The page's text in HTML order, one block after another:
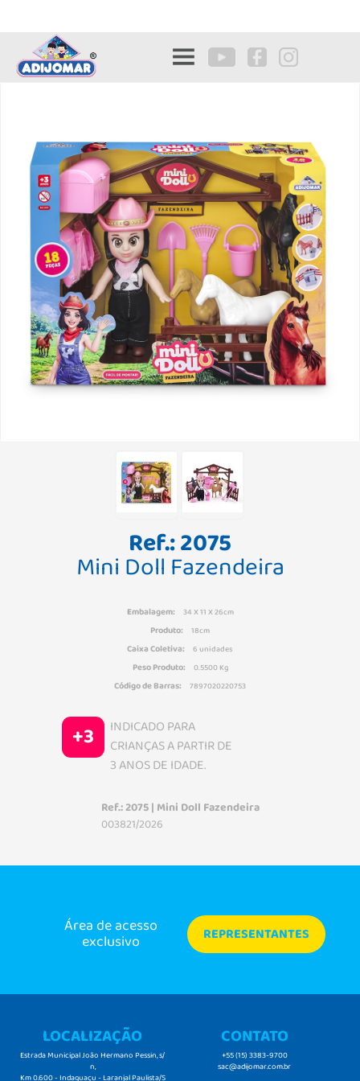
Ref.: 2075
Mini Doll Fazendeira
Embalagem: 34 X 11 X 26cm
Produto: 18cm
Caixa Coletiva: 6 unidades
Peso Produto: 0.5500 Kg
Código de Barras: 7897020220753
+3
INDICADO PARA
CRIANÇAS A PARTIR DE
3 ANOS DE IDADE.
Ref.: 2075 | Mini Doll Fazendeira
003821/2026
Área de acesso
exclusivo REPRESENTANTES
LOCALIZAÇÃO
Estrada Municipal João Hermano Pessin, s/
n,
Km 0.600 - Indaguaçu - Laranjal Paulista/S
CONTATO
+55 (15) 3383-9700
sac@adijomar.com.br